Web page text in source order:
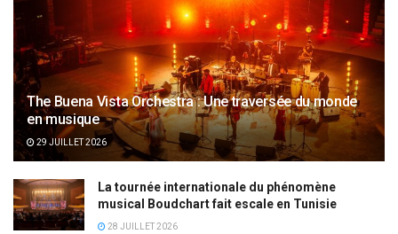
The Buena Vista Orchestra : Une traversée du monde
en musique
29 JUILLET 2026
La tournée internationale du phénomène
musical Boudchart fait escale en Tunisie
28 JUILLET 2026